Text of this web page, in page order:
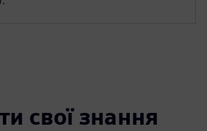
свої знання